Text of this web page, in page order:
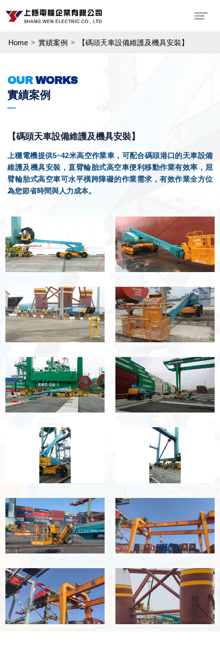
Home 實績案例 【碼頭天車設備維護及機具安裝】
OURWORKS
實績案例
【碼頭天車設備維護及機具安裝】
上穩電機提供5~42米高空作業車，可配合碼頭港口的天車設備
維護及機具安裝，直臂輪胎式高空車便利移動作業有效率，屈
臂輪胎式高空車可水平橫跨障礙的作業需求，有效作業全方位
為您節省時間與人力成本。